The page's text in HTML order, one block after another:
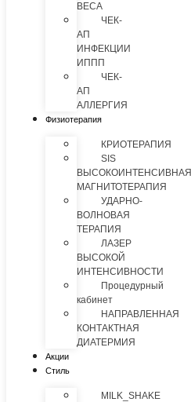
ВЕСА
ЧЕК-
АП
ИНФЕКЦИИ
ИППП
ЧЕК-
АП
АЛЛЕРГИЯ
Физиотерапия
КРИОТЕРАПИЯ
SIS
ВЫСОКОИНТЕНСИВНАЯ
МАГНИТОТЕРАПИЯ
УДАРНО-
ВОЛНОВАЯ
ТЕРАПИЯ
ЛАЗЕР
ВЫСОКОЙ
ИНТЕНСИВНОСТИ
Процедурный
кабинет
НАПРАВЛЕННАЯ
КОНТАКТНАЯ
ДИАТЕРМИЯ
Акции
Стиль
MILK_SHAKE